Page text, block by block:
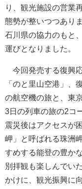
り、観光施設の営業
態勢が整いつつあり
石川県の協力のもと
運びとなりました。
今回発売する復興
「のと里山空港」、
の航空機の旅と、東
3日の列車の旅の2コ
震災後はアクセスが
岬」と呼ばれる珠洲
すめする能登の豊か
別拝観も楽しんでい
かけに、観光振興に